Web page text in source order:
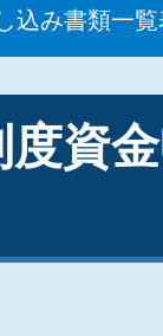
込み書類一
資